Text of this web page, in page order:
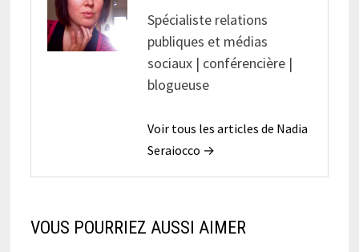
Spécialiste relations
publiques et médias
sociaux | conférencière |
blogueuse
Voir tous les articles de Nadia
Seraiocco →
VOUS POURRIEZ AUSSI AIMER